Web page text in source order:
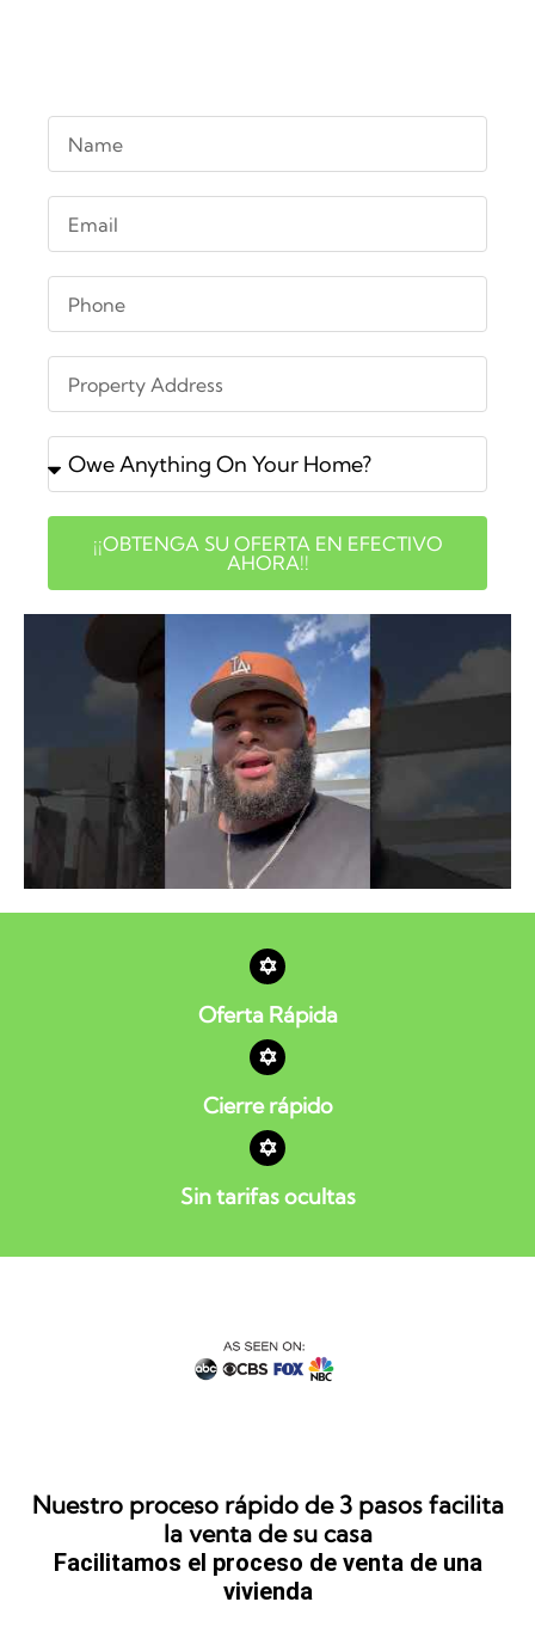
¡¡OBTENGA SU OFERTA EN EFECTIVO
AHORA!!
Oferta Rápida
Cierre rápido
Sin tarifas ocultas
Nuestro proceso rápido de 3 pasos facilita
la venta de su casa
Facilitamos el proceso de venta de una
vivienda